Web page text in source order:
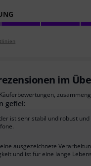
im
gefiel:
ist sehr stabil und robust
ausgezeichnete
und ist für eine lange